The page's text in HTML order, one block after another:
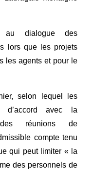
au dialogue des
lors que les projets
les agents et pour le
selon lequel les
d’accord avec la
réunions de
compte tenu
qui peut limiter « la
des personnels de